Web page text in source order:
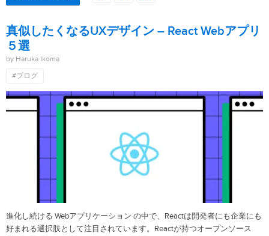
真似したくなるUXデザイン – React Webアプリ
５選
by Haruka Ikoma
#ブログ
進化し続ける Webアプリケーション の中で、Reactは開発者にも企業にも
好まれる選択肢として注目されています。Reactが持つオープンソース